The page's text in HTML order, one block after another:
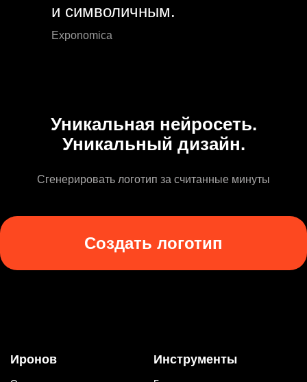
и символичным.
Exponomica
Уникальная нейросеть.
Уникальный дизайн.
Сгенерировать логотип за считанные минуты
Создать логотип
Иронов Инструменты